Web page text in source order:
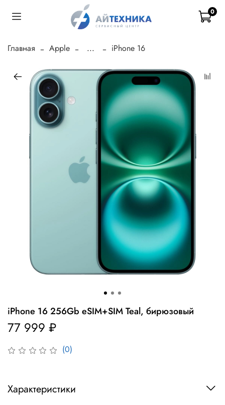
0
Главная Apple ... iPhone 16
(0)
iPhone 16 256Gb eSIM+SIM Teal, бирюзовый
77 999 ₽
Характеристики